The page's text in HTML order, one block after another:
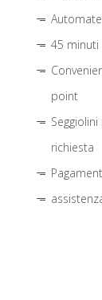
45
point
richiesta